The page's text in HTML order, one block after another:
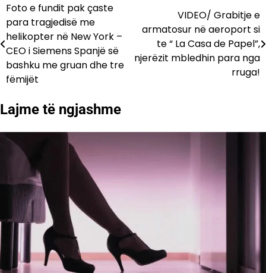
Lëvizje
te
postimet
Foto e fundit pak çaste
para tragjedisë me
helikopter në New York –
CEO i Siemens Spanjë së
bashku me gruan dhe tre
fëmijët
VIDEO/ Grabitje e
armatosur në aeroport si
te “ La Casa de Papel”,
njerëzit mbledhin para nga
rruga!
Lajme të ngjashme